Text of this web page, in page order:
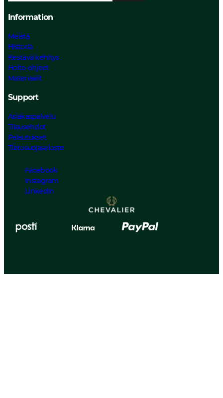
Information
Meistä
Historia
Kestävä kehitys
Hoito-ohjeet
Materiaalit
Support
Asiakaspalvelu
Tilausehdot
Palautukset
Tietosuojaseloste
Facebook
Instagram
LinkedIn